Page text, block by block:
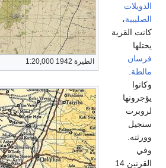
الطيرة 1942 1:20,000
الدويلات
الصليبية،
كانت القرية
يحتلها
فرسان
مالطة
وكانوا
يؤجرونها
لروبرت
سنجيل
وورثته.
وفي
القرنين 14